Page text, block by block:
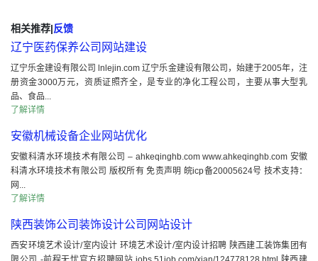
相关推荐|反馈
辽宁医药保养公司网站建设
辽宁乐金建设有限公司 lnlejin.com 辽宁乐金建设有限公司，始建于2005年，注
册资金3000万元，资质证照齐全，是专业的净化工程公司，主要从事大型乳
品、食品...
了解详情
安徽机械设备企业网站优化
安徽科清水环境技术有限公司 – ahkeqinghb.com www.ahkeqinghb.com 安徽
科清水环境技术有限公司 版权所有 免责声明 皖icp备20005624号 技术支持：
网...
了解详情
陕西装饰公司装饰设计公司网站设计
西安环境艺术设计/室内设计 环境艺术设计/室内设计招聘 陕西建工装饰集团有